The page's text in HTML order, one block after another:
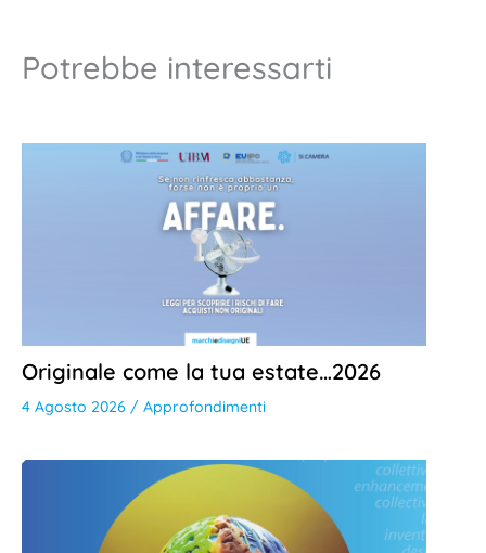
Potrebbe interessarti
Originale come la tua estate…2026
4 Agosto 2026 / Approfondimenti